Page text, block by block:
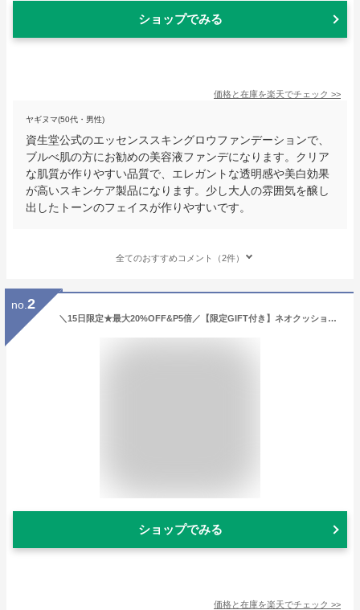
ショップでみる
価格と在庫を楽天でチェック >>
ヤギヌマ(50代・男性)
資生堂公式のエッセンススキングロウファンデーションで、
ブルべ肌の方にお勧めの美容液ファンデになります。クリア
な肌質が作りやすい品質で、エレガントな透明感や美白効果
が高いスキンケア製品になります。少し大人の雰囲気を醸し
出したトーンのフェイスが作りやすいです。
全てのおすすめコメント（2件）
no. 2
＼15日限定★最大20%OFF&P5倍／【限定GIFT付き】ネオクッション ザ マット ザ グロウ ファンデーション クッションファンデ クッションファンデーション ファンデ 美容液 毛穴 シミ 毛穴レス プチプラ 崩れない ツヤ肌 カバー力 ラネージュ LANEIGE 韓国コスメ 韓国
ショップでみる
価格と在庫を楽天でチェック >>